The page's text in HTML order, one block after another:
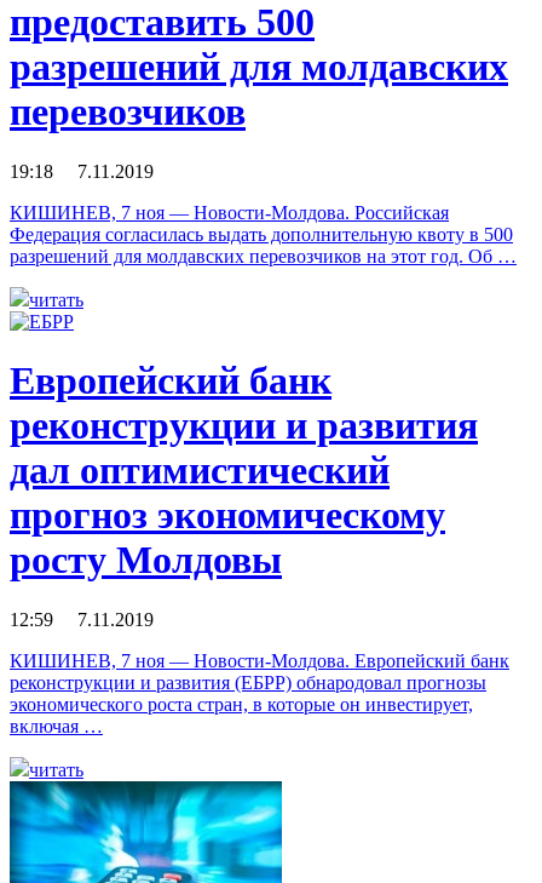
предоставить 500
разрешений для молдавских
перевозчиков
19:18 7.11.2019
КИШИНЕВ, 7 ноя — Новости-Молдова. Российская
Федерация согласилась выдать дополнительную квоту в 500
разрешений для молдавских перевозчиков на этот год. Об …
читать
Европейский банк
реконструкции и развития
дал оптимистический
прогноз экономическому
росту Молдовы
12:59 7.11.2019
КИШИНЕВ, 7 ноя — Новости-Молдова. Европейский банк
реконструкции и развития (ЕБРР) обнародовал прогнозы
экономического роста стран, в которые он инвестирует,
включая …
читать